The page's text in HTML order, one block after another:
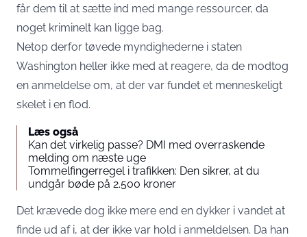
får dem til at sætte ind med mange ressourcer, da
noget kriminelt kan ligge bag.
Netop derfor tøvede myndighederne i staten
Washington heller ikke med at reagere, da de modtog
en anmeldelse om, at der var fundet et menneskeligt
skelet i en flod.
Læs også
Kan det virkelig passe? DMI med overraskende
melding om næste uge
Tommelfingerregel i trafikken: Den sikrer, at du
undgår bøde på 2.500 kroner
Det krævede dog ikke mere end en dykker i vandet at
finde ud af i, at der ikke var hold i anmeldelsen. Da han